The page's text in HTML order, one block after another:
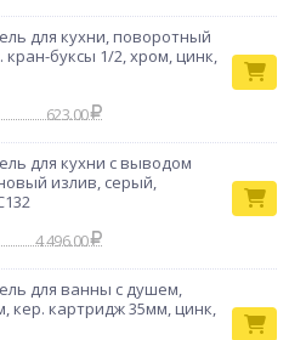
для кухни, поворотный
кран-буксы 1/2, хром, цинк,
623.00
для кухни с выводом
излив, серый,
4 496.00
для ванны с душем,
кер. картридж 35мм, цинк,